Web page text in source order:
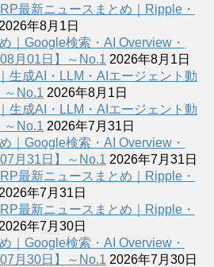
最新ニュースまとめ｜Ripple・
2026年8月1日
｜Google検索・AI Overview・
月01日】～No.1 2026年8月1日
生成AI・LLM・AIエージェント動
～No.1 2026年8月1日
生成AI・LLM・AIエージェント動
～No.1 2026年7月31日
｜Google検索・AI Overview・
月31日】～No.1 2026年7月31日
最新ニュースまとめ｜Ripple・
2026年7月31日
最新ニュースまとめ｜Ripple・
2026年7月30日
｜Google検索・AI Overview・
月30日】～No.1 2026年7月30日